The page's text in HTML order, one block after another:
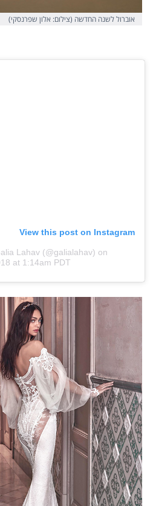
אוברול לשנה החדשה (צילום: אלון שפרנסקי)
View this post on Instagram
Lahav (@galialahav) on
at 1:14am PDT